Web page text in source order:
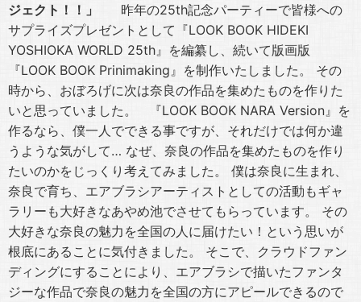
ジェクト！！」
昨年の25th記念パーティーで皆様への
サプライズプレゼントとして『LOOK BOOK HIDEKI
YOSHIOKA WORLD 25th』を編纂し、続いて版画版
『LOOK BOOK Prinimaking』を制作いたしました。 その
時から、おぼろげに次は奈良の作品を集めたものを作りた
いと思っていました。 『LOOK BOOK NARA Version』を
作るなら、僕一人でできる事ですが、それだけでは何か違
うような気がして… なぜ、奈良の作品を集めたものを作り
たいのかをじっくり考えてみました。 僕は奈良に生まれ、
奈良で育ち、エアブラシアーティストとしての活動もギャ
ラリーも大好きなあやめ池でさせてもらっています。 その
大好きな奈良の魅力を全国の人に届けたい！という思いが
根底にあることに気付きました。 そこで、クラウドファン
ディングにすることにより、エアブラシで描いたファンタ
ジーな作品で奈良の魅力を全国の方にアピールできるので